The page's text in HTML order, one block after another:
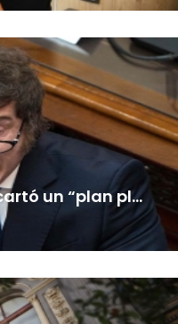
un “plan pl…